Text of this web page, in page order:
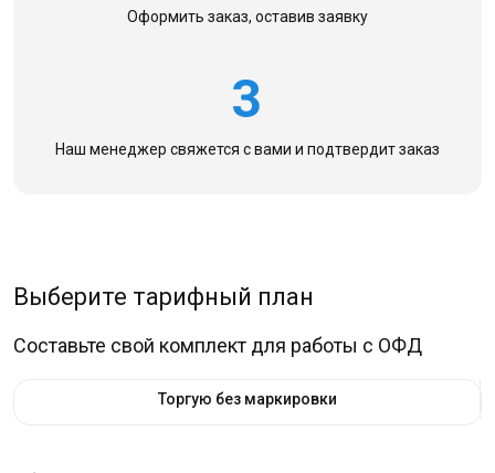
Оформить заказ, оставив заявку
3
Наш менеджер свяжется с вами и подтвердит заказ
Выберите тарифный план
Составьте свой комплект для работы с ОФД
Торгую без маркировки